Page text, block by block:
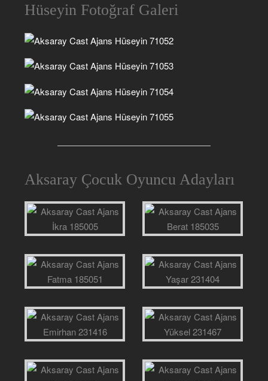
Hüseyin Fotoğraf Galeri
Aksaray Çocuk Oyuncu Adayları